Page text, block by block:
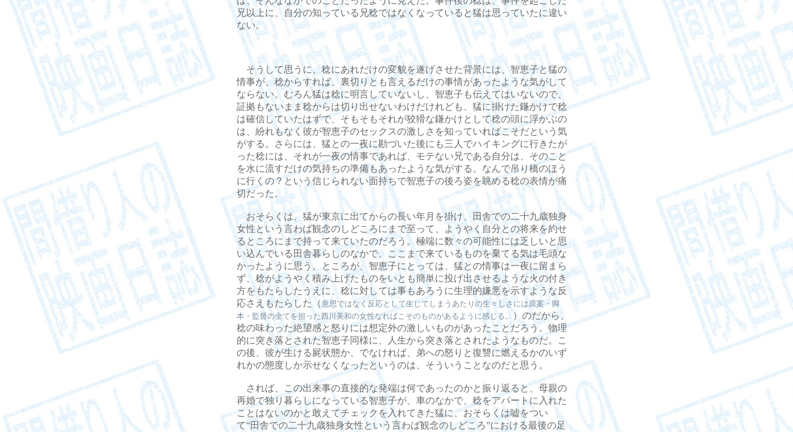
兄以上に、自分の知っている兄稔ではなくなっていると猛は思っていたに違い
ない。
そうして思うに、稔にあれだけの変貌を遂げさせた背景には、智恵子と猛の
情事が、稔からすれば、裏切りとも言えるだけの事情があったような気がして
ならない。むろん猛は稔に明言していないし、智恵子も伝えてはいないので、
証拠もないまま稔からは切り出せないわけだけれども、猛に掛けた鎌かけで稔
は確信していたはずで、そもそもそれが狡猾な鎌かけとして稔の頭に浮かぶの
は、紛れもなく彼が智恵子のセックスの激しさを知っていればこそだという気
がする。さらには、猛との一夜に勘づいた後にも三人でハイキングに行きたが
った稔には、それが一夜の情事であれば、モテない兄である自分は、そのこと
を水に流すだけの気持ちの準備もあったような気がする。なんで吊り橋のほう
に行くの？という信じられない面持ちで智恵子の後ろ姿を眺める稔の表情が痛
切だった。
おそらくは、猛が東京に出てからの長い年月を掛け、田舎での二十九歳独身
女性という言わば観念のしどころにまで至って、ようやく自分との将来を約せ
るところにまで持って来ていたのだろう。極端に数々の可能性には乏しいと思
い込んでいる田舎暮らしのなかで、ここまで来ているものを棄てる気は毛頭な
かったように思う。ところが、智恵子にとっては、猛との情事は一夜に留まら
ず、稔がようやく積み上げたものをいとも簡単に投げ出させるような火の付き
方をもたらしたうえに、稔に対しては事もあろうに生理的嫌悪を示すような反
応さえもたらした（意思ではなく反応として生じてしまうあたりの生々しさには原案・脚
本・監督の全てを担った西川美和の女性なればこそのものがあるように感じる。 ）のだから、
稔の味わった絶望感と怒りには想定外の激しいものがあったことだろう。物理
的に突き落とされた智恵子同様に、人生から突き落とされたようなものだ。こ
の後、彼が生ける屍状態か、でなければ、弟への怒りと復讐に燃えるかのいず
れかの態度しか示せなくなったというのは、そういうことなのだと思う。
されば、この出来事の直接的な発端は何であったのかと振り返ると、母親の
再婚で独り暮らしになっている智恵子が、車のなかで、稔をアパートに入れた
ことはないのかと敢えてチェックを入れてきた猛に、おそらくは嘘をつい
て“田舎での二十九歳独身女性という言わば観念のしどころ”における最後の足